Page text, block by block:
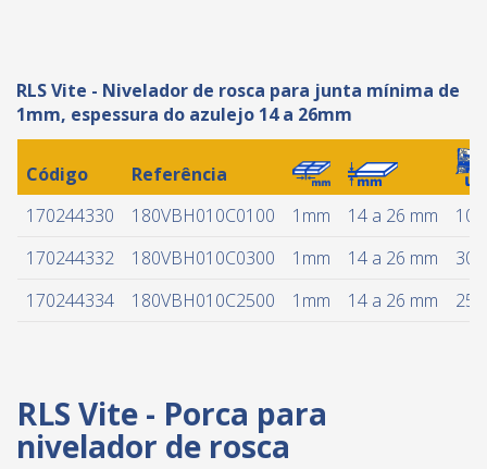
RLS Vite - Nivelador de rosca para junta mínima de
1mm, espessura do azulejo 14 a 26mm
Código
Referência
170244330
180VBH010C0100 1mm 14 a 26 mm
100
170244332
180VBH010C0300 1mm 14 a 26 mm
300
170244334
180VBH010C2500 1mm 14 a 26 mm
RLS Vite - Porca para
nivelador de rosca